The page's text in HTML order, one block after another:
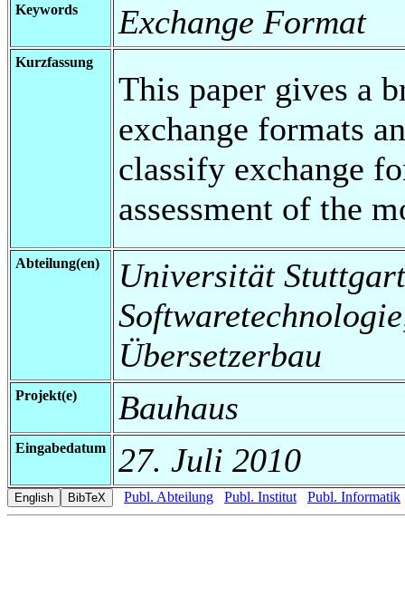
Keywords Exchange Format
Kurzfassung
This paper gives a
exchange formats
classify exchange
assessment of the
Abteilung(en)
Universität
Übersetzerbau
Projekt(e) Bauhaus
Eingabedatum 27. Juli 2010
Publ. Abteilung Publ. Institut Publ. Informatik